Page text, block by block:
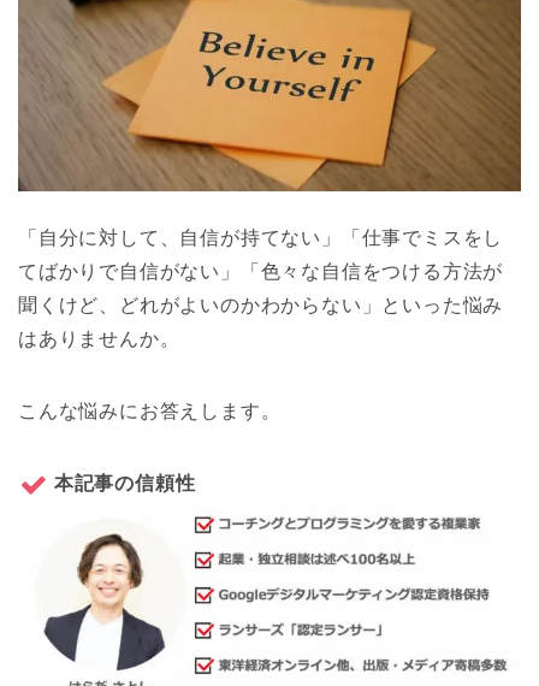
「自分に対して、自信が持てない」「仕事でミスをし
てばかりで自信がない」「色々な自信をつける方法が
聞くけど、どれがよいのかわからない」といった悩み
はありませんか。
こんな悩みにお答えします。
本記事の信頼性